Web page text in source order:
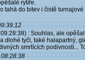
rytíře.
tahá do bitev i čistě
: Souhlas, ale
dlohé tyči, také halapartný,
smrtících podivností...